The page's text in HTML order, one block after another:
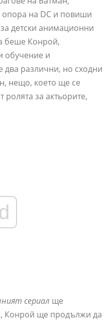
опора на DC и повиши
детски анимационни
беше Конрой,
обучение и
два различни, но сходни
нещо, което ще се
ролята за актьорите,
сериал ще
Конрой ще продължи да